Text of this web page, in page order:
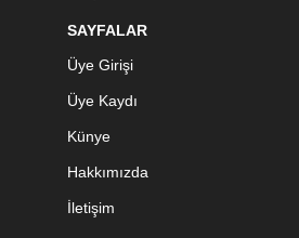
SAYFALAR
Üye Girişi
Üye Kaydı
Künye
Hakkımızda
İletişim